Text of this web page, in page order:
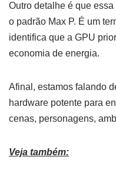
Outro detalhe é que
o padrão Max P. É um
identifica que a GPU
economia de energia.
Afinal, estamos falando
hardware potente para
cenas, personagens,
Veja também: